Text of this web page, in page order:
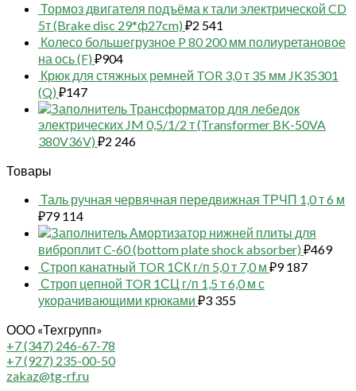
Тормоз двигателя подъёма к тали электрической CD
5т (Brake disc 29*ф27cm) ₽2 541
Колесо большегрузное P 80 200 мм полиуретановое
на ось (F) ₽904
Крюк для стяжных ремней TOR 3,0 т 35 мм JK35301
(Q) ₽147
Трансформатор для лебедок
электрических JM 0,5/1/2 т (Transformer BK-50VA
380V36V) ₽2 246
Товары
Таль ручная червячная передвижная ТРЧП 1,0 т 6 м
₽79 114
Амортизатор нижней плиты для
виброплит C-60 (bottom plate shock absorber) ₽469
Строп канатный TOR 1СК г/п 5,0 т 7,0 м ₽9 187
Строп цепной TOR 1СЦ г/п 1,5 т 6,0 м с
укорачивающими крюками ₽3 355
ООО «Техгрупп»
+7 (347) 246-67-78
+7 (927) 235-00-50
zakaz@tg-rf.ru